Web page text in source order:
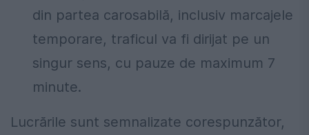
din partea carosabilă, inclusiv marcajele
temporare, traficul va fi dirijat pe un
singur sens, cu pauze de maximum 7
minute.
Lucrările sunt semnalizate corespunzător,